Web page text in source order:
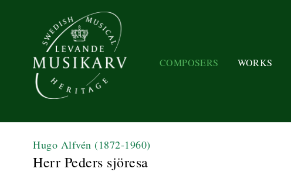
COMPOSERS WORKS
Hugo Alfvén (1872-1960)
Herr Peders sjöresa